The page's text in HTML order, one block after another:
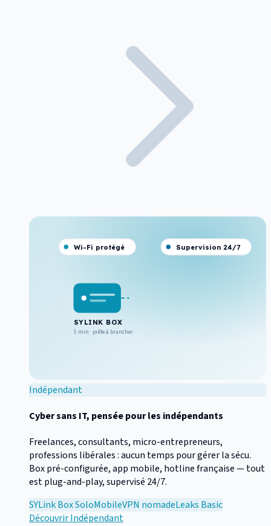
SYLINK BOX
5 min · prête à brancher
Wi-Fi protégé Supervision 24/7
Indépendant
Cyber sans IT, pensée pour les indépendants
Freelances, consultants, micro-entrepreneurs,
professions libérales : aucun temps pour gérer la sécu.
Box pré-configurée, app mobile, hotline française — tout
est plug-and-play, supervisé 24/7.
SYLink Box SoloMobileVPN nomadeLeaks Basic
DécouvrirIndépendant